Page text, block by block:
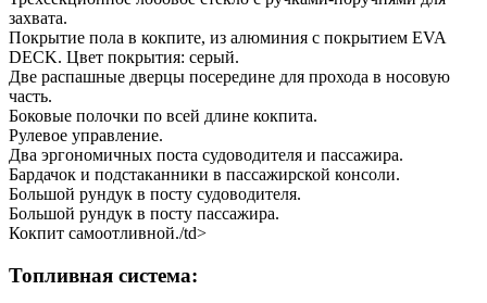
захвата.
Покрытие пола в кокпите, из алюминия с покрытием EVA
DECK. Цвет покрытия: серый.
Две распашные дверцы посередине для прохода в носовую
часть.
Боковые полочки по всей длине кокпита.
Рулевое управление.
Два эргономичных поста судоводителя и пассажира.
Бардачок и подстаканники в пассажирской консоли.
Большой рундук в посту судоводителя.
Большой рундук в посту пассажира.
Кокпит самоотливной./td>
Топливная система: